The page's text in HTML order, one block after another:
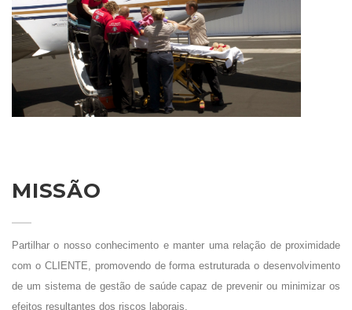
MISSÃO
Partilhar o nosso conhecimento e manter uma relação de proximidade
com o CLIENTE, promovendo de forma estruturada o desenvolvimento
de um sistema de gestão de saúde capaz de prevenir ou minimizar os
efeitos resultantes dos riscos laborais.